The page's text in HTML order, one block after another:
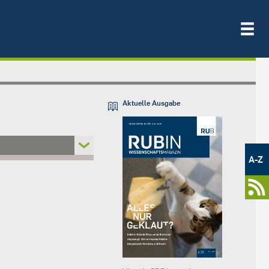
Metamenü
-
Newsportal
A-Z
Aktuelle Ausgabe